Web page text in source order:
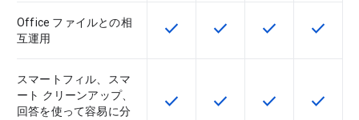
Office ファイルとの相
互運用
この機能は該当の SKU で利用で
check この機能は該当の SKU
check この機能は該当
check この機
check
スマートフィル、スマ
ート クリーンアップ、
回答を使って容易に分
この機能は該当の SKU で利用で
check この機能は該当の SKU
check この機能は該当
check この機
check